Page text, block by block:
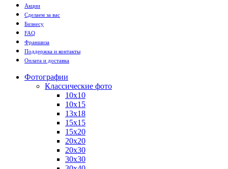
Акции
Сделаем за вас
Бизнесу
FAQ
Франшиза
Поддержка и контакты
Оплата и доставка
Фотографии
Классические фото
10х10
10х15
13х18
15х15
15х20
20х20
20х30
30х30